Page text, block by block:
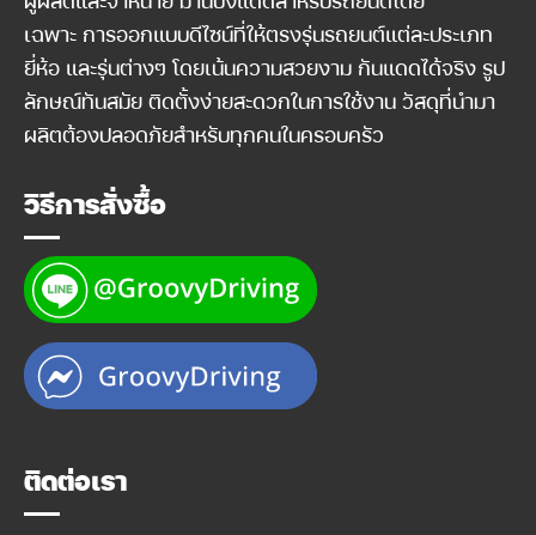
เฉพาะ การออกแบบดีไซน์ที่ให้ตรงรุ่นรถยนต์แต่ละประเภท
ยี่ห้อ และรุ่นต่างๆ โดยเน้นความสวยงาม กันแดดได้จริง รูป
ลักษณ์ทันสมัย ติดตั้งง่ายสะดวกในการใช้งาน วัสดุที่นำมา
ผลิตต้องปลอดภัยสำหรับทุกคนในครอบครัว
วิธีการสั่งซื้อ
ติดต่อเรา